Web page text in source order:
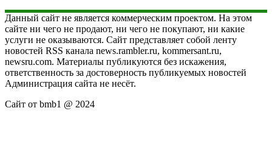
Данный сайт не является коммерческим проектом. На этом
сайте ни чего не продают, ни чего не покупают, ни какие
услуги не оказываются. Сайт представляет собой ленту
новостей RSS канала news.rambler.ru, kommersant.ru,
newsru.com. Материалы публикуются без искажения,
ответственность за достоверность публикуемых новостей
Администрация сайта не несёт.
Сайт от bmb1 @ 2024